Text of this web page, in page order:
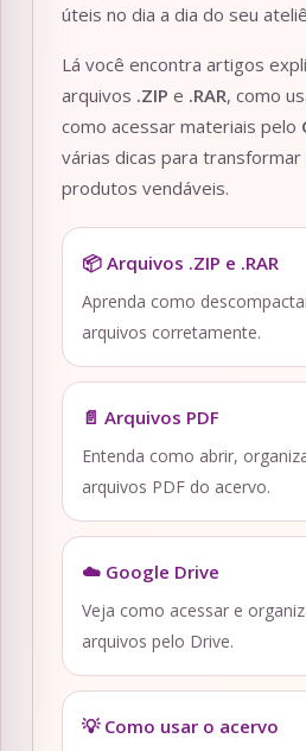
úteis no dia a dia do seu
Lá você encontra artigos
arquivos .ZIP e .RAR, como
como acessar materiais pelo
várias dicas para
produtos vendáveis.
📦 Arquivos .ZIP e .RAR
Aprenda como
arquivos corretamente.
📄 Arquivos PDF
Entenda como abrir,
arquivos PDF do acervo.
☁️ Google Drive
Veja como acessar e
arquivos pelo Drive.
💡 Como usar o acervo